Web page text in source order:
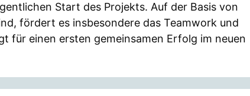
Start des Projekts. Auf der Basis von
fördert es insbesondere das Teamwork und
für einen ersten gemeinsamen Erfolg im neuen